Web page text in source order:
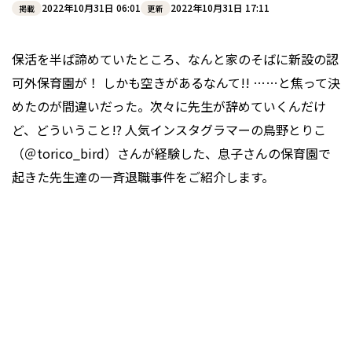
掲載 2022年10月31日 06:01 更新 2022年10月31日 17:11
保活を半ば諦めていたところ、なんと家のそばに新設の認
可外保育園が！ しかも空きがあるなんて!! ……と焦って決
めたのが間違いだった。次々に先生が辞めていくんだけ
ど、どういうこと!? 人気インスタグラマーの鳥野とりこ
（＠torico_bird）さんが経験した、息子さんの保育園で
起きた先生達の一斉退職事件をご紹介します。